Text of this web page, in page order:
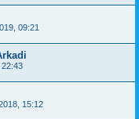
09:21
15:12